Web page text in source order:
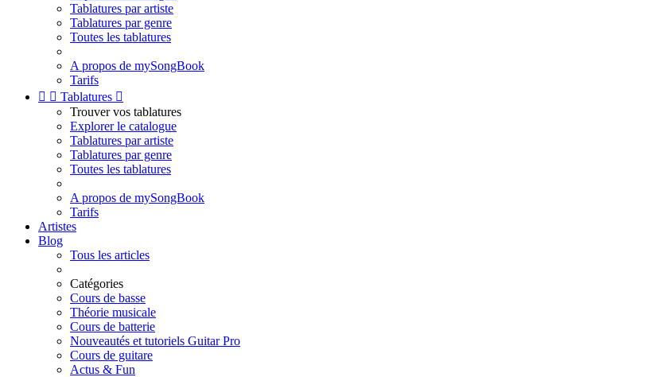
Tablatures par artiste
Tablatures par genre
Toutes les tablatures
A propos de mySongBook
Tarifs
  Tablatures 
Trouver vos tablatures
Explorer le catalogue
Tablatures par artiste
Tablatures par genre
Toutes les tablatures
A propos de mySongBook
Tarifs
Artistes
Blog
Tous les articles
Catégories
Cours de basse
Théorie musicale
Cours de batterie
Nouveautés et tutoriels Guitar Pro
Cours de guitare
Actus & Fun